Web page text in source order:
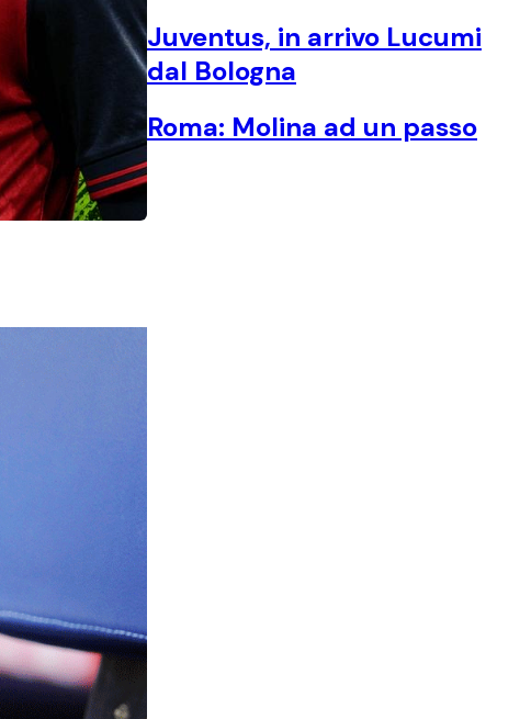
Juventus, in arrivo Lucumi
dal Bologna
Roma: Molina ad un passo